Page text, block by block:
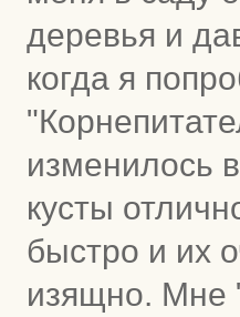
деревья и
когда я
изменилось
кусты
быстро и их
изящно. Мне